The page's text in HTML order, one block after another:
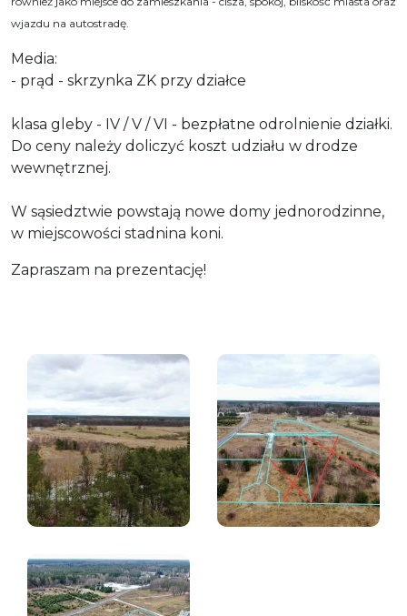
wjazdu na autostradę.
Media:
- prąd - skrzynka ZK przy działce
klasa gleby - IV / V / VI - bezpłatne odrolnienie działki.
Do ceny należy doliczyć koszt udziału w drodze
wewnętrznej.
W sąsiedztwie powstają nowe domy jednorodzinne,
w miejscowości stadnina koni.
Zapraszam na prezentację!